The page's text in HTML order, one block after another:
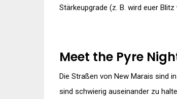
Stärkeupgrade (z. B. wird euer
Meet the Pyre
Die Straßen von New Marais sind
sind schwierig auseinander zu